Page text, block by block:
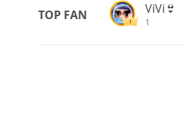
TOP FAN ViVi👙
1